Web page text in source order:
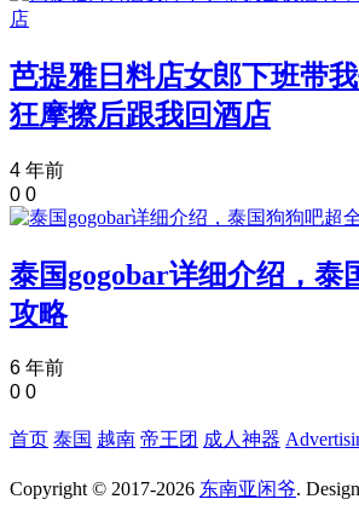
芭提雅日料店女郎下班带
狂摩擦后跟我回酒店
4 年前
0 0
泰国gogobar详细介绍，泰
攻略
6 年前
0 0
首页 泰国 越南 帝王团 成人神器
Copyright © 2017-2026 东南亚闲爷.